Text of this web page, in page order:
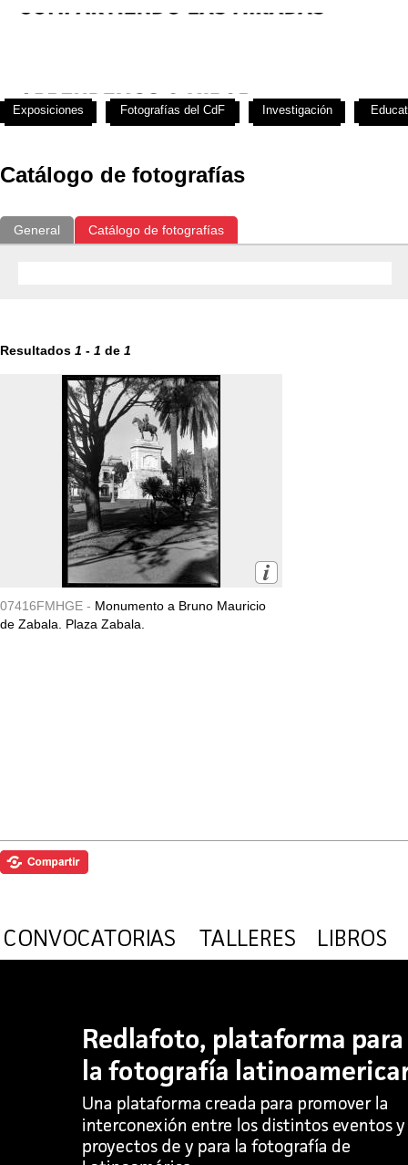
Catálogo de fotografías
General Catálogo de fotografías
Resultados 1 - 1 de 1
07416FMHGE - Monumento a Bruno Mauricio
de Zabala. Plaza Zabala.
Exposiciones Fotografías del CdF Investigación